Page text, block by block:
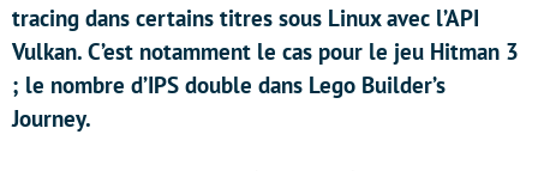
tracing dans certains titres sous Linux avec l’API
Vulkan. C’est notamment le cas pour le jeu Hitman 3
; le nombre d’IPS double dans Lego Builder’s
Journey.